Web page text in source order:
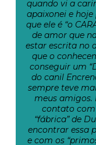
quando vi a
apaixonei e
que ele é “o
de amor que
estar escrita no
que o
conseguir um
do canil
sempre teve
meus amigos.
contato com
“fábrica” de
encontrar essa
e com os